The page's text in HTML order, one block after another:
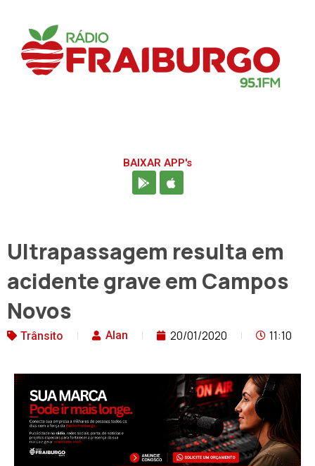
BAIXAR APP's
Ultrapassagem resulta em
acidente grave em Campos
Novos
Trânsito Alan 20/01/2020 11:10